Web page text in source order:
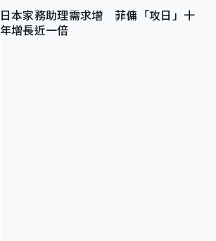
日本家務助理需求增 菲傭「攻日」十
年增長近一倍